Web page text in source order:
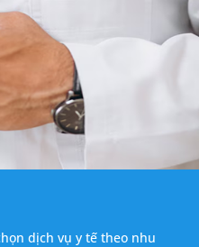
dịch vụ y tế theo nhu